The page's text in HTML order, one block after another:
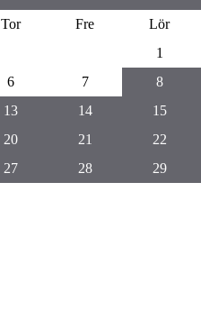
Tor Fre Lör
1
6 7 8
13 14 15
20 21 22
27 28 29